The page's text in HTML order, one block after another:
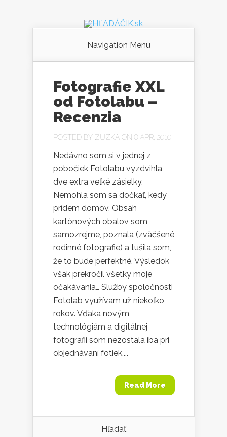
Navigation Menu
Fotografie XXL
od Fotolabu –
Recenzia
POSTED BY ZUZKA ON 8 APR, 2010
Nedávno som si v jednej z
pobočiek Fotolabu vyzdvihla
dve extra veľké zásielky.
Nemohla som sa dočkať, kedy
prídem domov. Obsah
kartónových obalov som,
samozrejme, poznala (zväčšené
rodinné fotografie) a tušila som,
že to bude perfektné. Výsledok
však prekročil všetky moje
očakávania… Služby spoločnosti
Fotolab využívam už niekoľko
rokov. Vďaka novým
technológiám a digitálnej
fotografii som nezostala iba pri
objednávaní fotiek....
Read More
Hľadať